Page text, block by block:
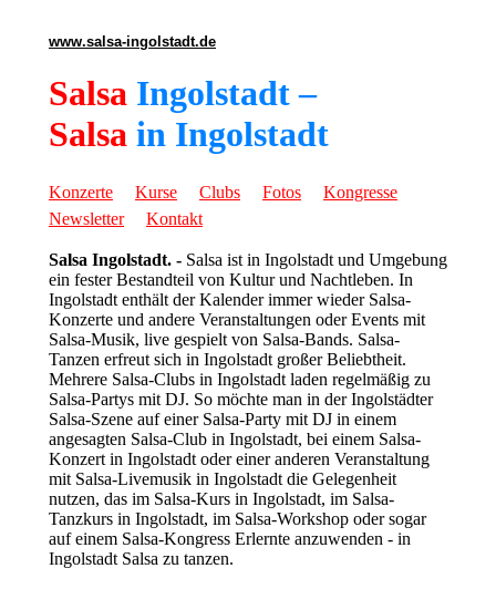
www.salsa-ingolstadt.de
Salsa Ingolstadt –
Salsa in Ingolstadt
Konzerte Kurse Clubs Fotos
Kongresse
Newsletter
Kontakt
Salsa Ingolstadt. - Salsa ist in Ingolstadt und Umgebung
ein fester Bestandteil von Kultur und Nachtleben. In
Ingolstadt enthält der Kalender immer wieder Salsa-
Konzerte und andere Veranstaltungen oder Events mit
Salsa-Musik, live gespielt von Salsa-Bands. Salsa-
Tanzen erfreut sich in Ingolstadt großer Beliebtheit.
Mehrere Salsa-Clubs in Ingolstadt laden regelmäßig zu
Salsa-Partys mit DJ. So möchte man in der Ingolstädter
Salsa-Szene auf einer Salsa-Party mit DJ in einem
angesagten Salsa-Club in Ingolstadt, bei einem Salsa-
Konzert in Ingolstadt oder einer anderen Veranstaltung
mit Salsa-Livemusik in Ingolstadt die Gelegenheit
nutzen, das im Salsa-Kurs in Ingolstadt, im Salsa-
Tanzkurs in Ingolstadt, im Salsa-Workshop oder sogar
auf einem Salsa-Kongress Erlernte anzuwenden - in
Ingolstadt Salsa zu tanzen.